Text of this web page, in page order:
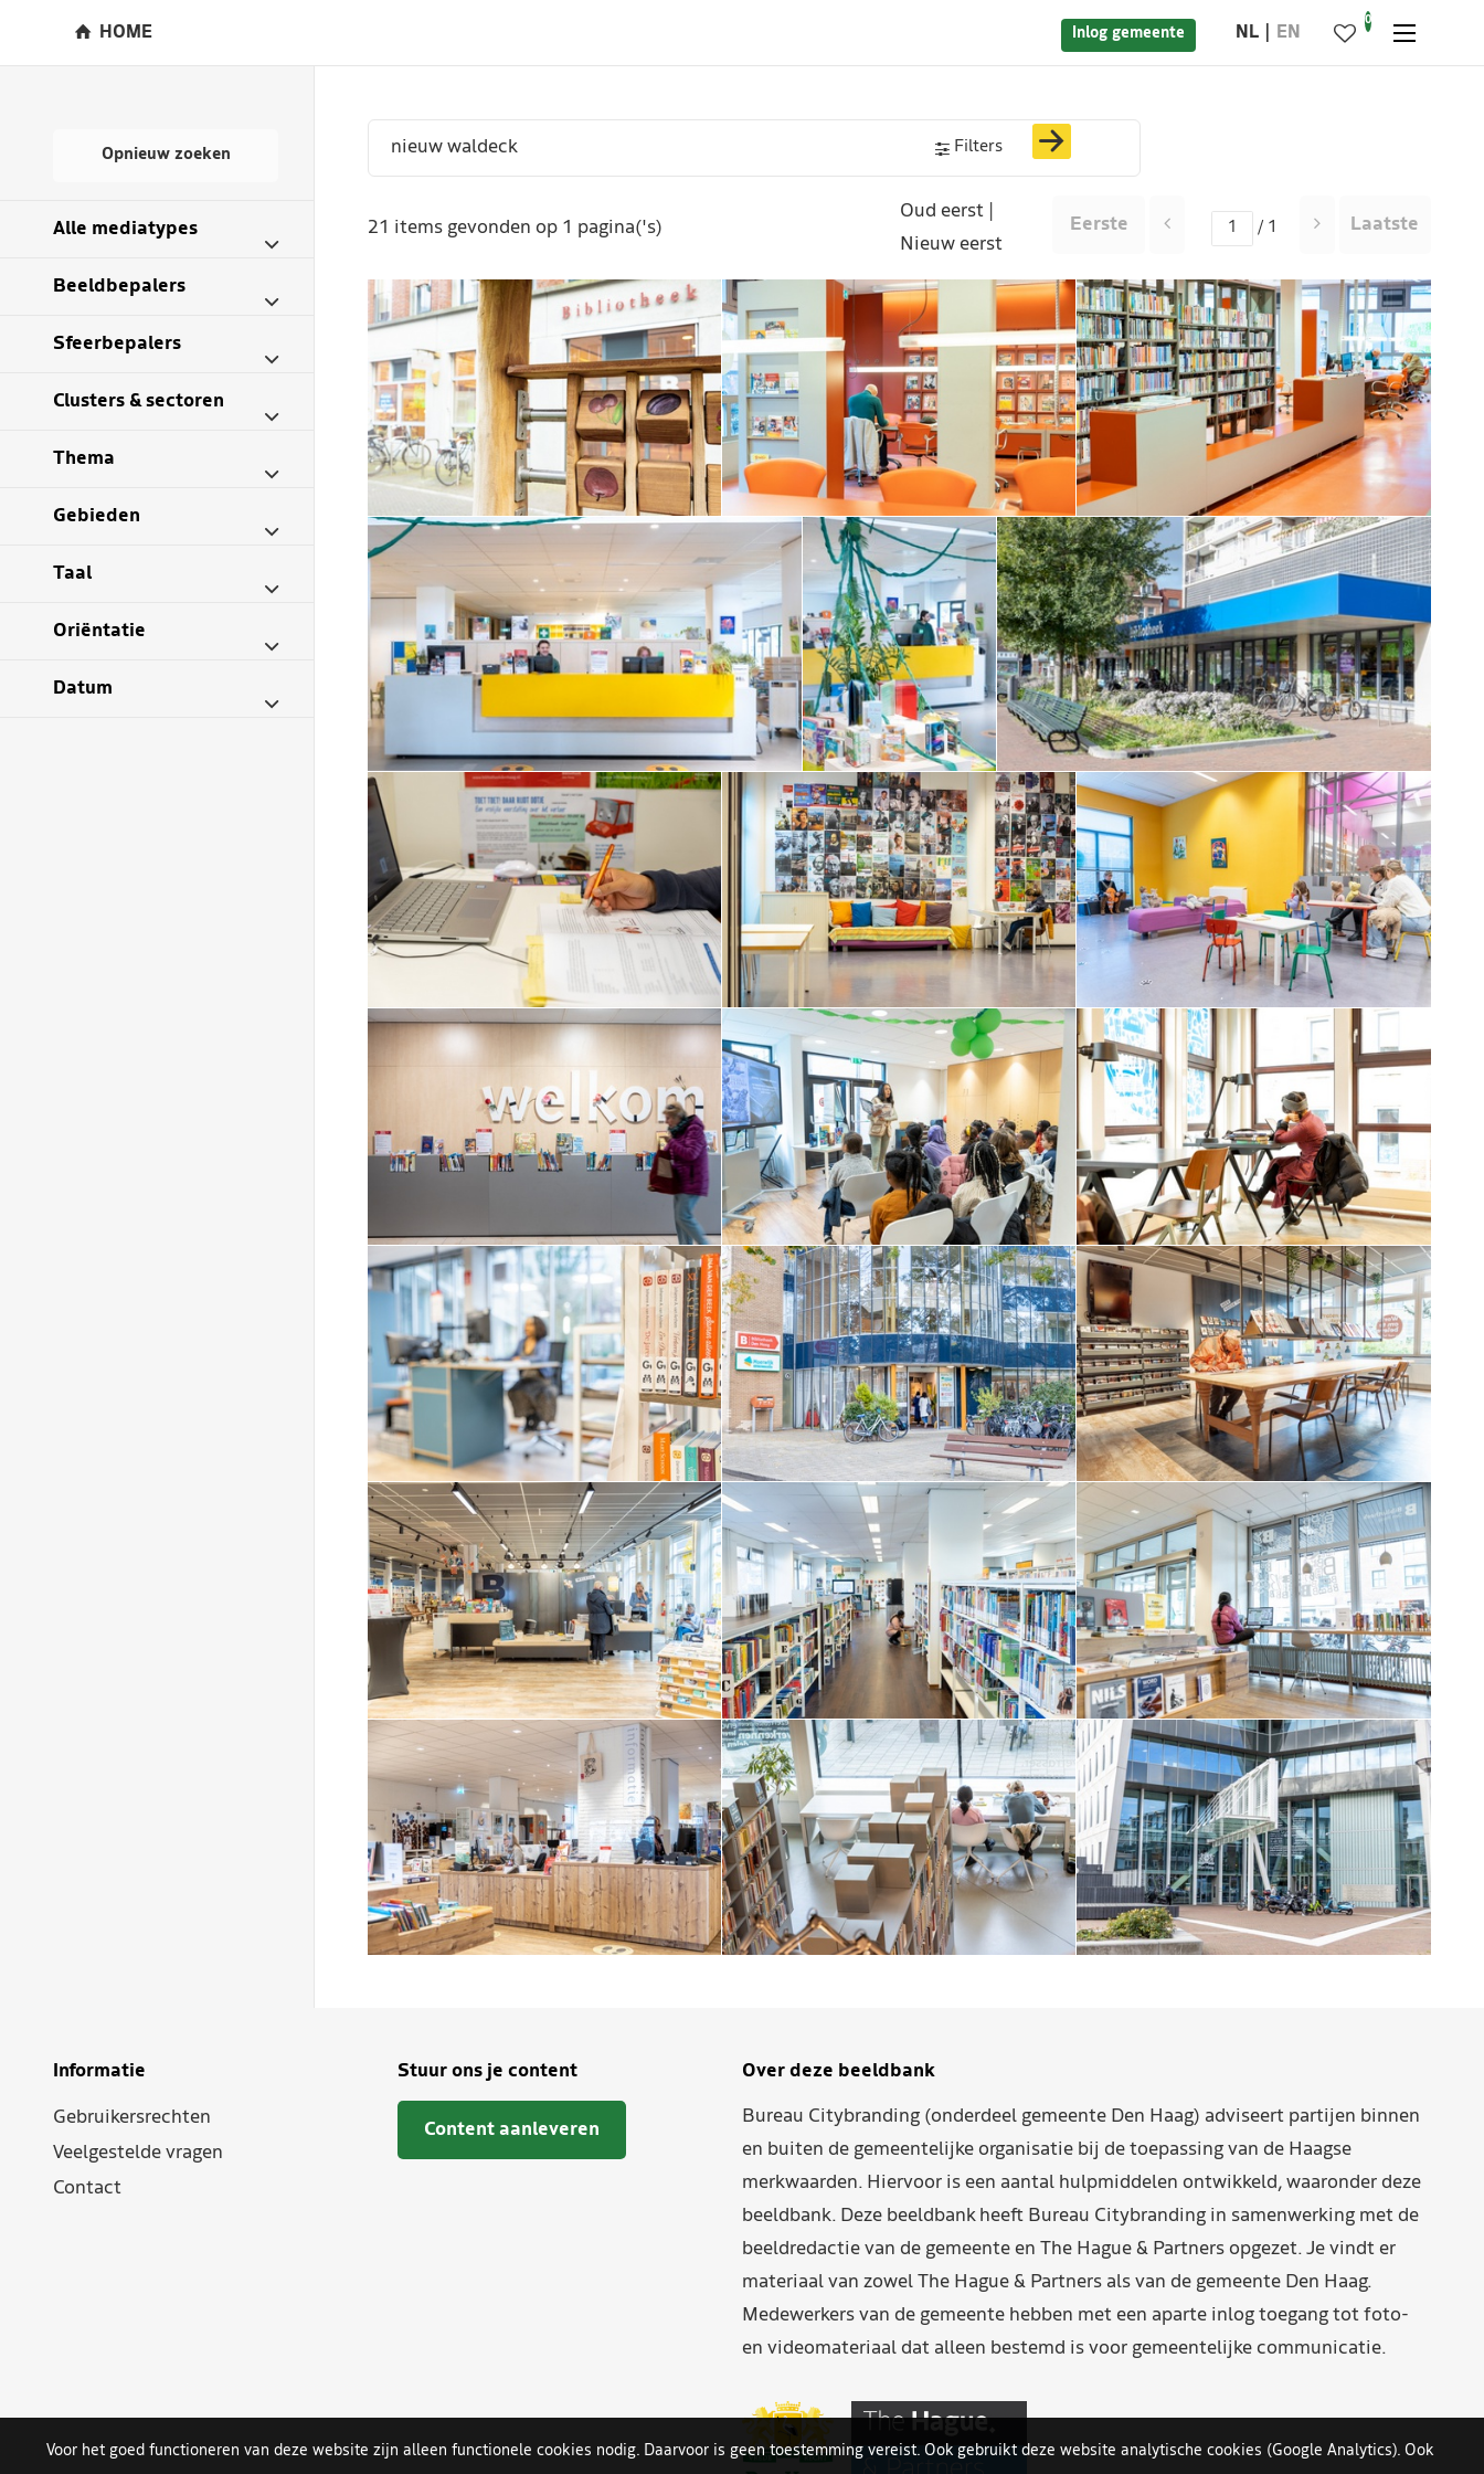
HOME Inlog gemeente NL EN
0
Opnieuw zoeken
Alle mediatypes
Beeldbepalers
Sfeerbepalers
Clusters & sectoren
Thema
Gebieden
Taal
Oriëntatie
Datum
Filters
21 items gevonden op 1 pagina('s)
Oud eerst|
Nieuw eerst
Eerste / 1 Laatste
Informatie
Gebruikersrechten
Veelgestelde vragen
Contact
Stuur ons je content
Content aanleveren
Over deze beeldbank
Bureau Citybranding (onderdeel gemeente Den Haag) adviseert partijen binnen
en buiten de gemeentelijke organisatie bij de toepassing van de Haagse
merkwaarden. Hiervoor is een aantal hulpmiddelen ontwikkeld, waaronder deze
beeldbank. Deze beeldbank heeft Bureau Citybranding in samenwerking met de
beeldredactie van de gemeente en The Hague & Partners opgezet. Je vindt er
materiaal van zowel The Hague & Partners als van de gemeente Den Haag.
Medewerkers van de gemeente hebben met een aparte inlog toegang tot foto-
en videomateriaal dat alleen bestemd is voor gemeentelijke communicatie.
Voor het goed functioneren van deze website zijn alleen functionele cookies nodig. Daarvoor is geen toestemming vereist. Ook gebruikt deze website analytische cookies (Google Analytics). Ook